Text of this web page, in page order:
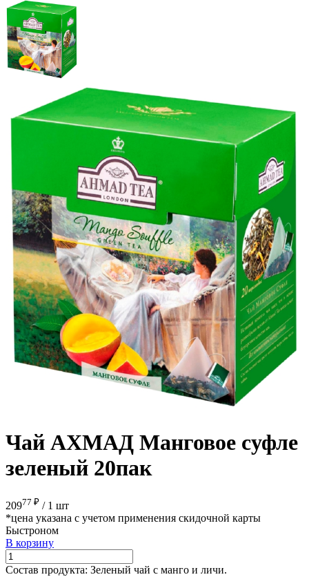
Чай АХМАД Манговое суфле
зеленый 20пак
20977 ₽ / 1 шт
*цена указана с учетом применения скидочной карты
Быстроном
В корзину
Состав продукта: Зеленый чай с манго и личи.